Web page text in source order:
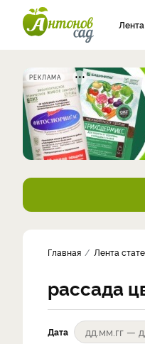
РЕКЛАМА
Главная Лента
рассада
Дата